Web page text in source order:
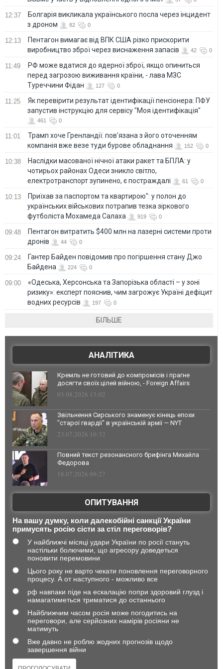
12:37
Болгарія викликала українського посла через інцидент
з дроном
82 0
12:13
Пентагон вимагає від ВПК США різко прискорити
виробництво зброї через виснаження запасів
42 0
11:49
РФ може вдатися до ядерної зброї, якщо опиниться
перед загрозою виживання країни, - лава МЗС
Туреччини Фідан
127 0
11:25
Як перевірити результат ідентифікації пенсіонера: ПФУ
запустив інструкцію для сервісу "Моя ідентифікація"
461 0
11:01
Трамп хоче Гренландії: пов'язана з його оточенням
компанія вже везе туди бурове обладнання
152 0
10:38
Наслідки масованої нічної атаки ракет та БПЛА: у
чотирьох районах Одеси зникло світло,
електротранспорт зупинено, є постраждалі
61 0
10:13
Приїхав за паспортом та квартирою": у полон до
українських військових потрапив тезка зіркового
футболіста Мохамеда Салаха
919 0
09:48
Пентагон витратить $400 млн на лазерні системи проти
дронів
44 0
09:24
Гантер Байден повідомив про погіршення стану Джо
Байдена
224 0
09:00
«Одеська, Херсонська та Запорізька області – у зоні
ризику»: експерт пояснив, чим загрожує Україні дефіцит
водних ресурсів
197 0
БІЛЬШЕ
АНАЛІТИКА
Кремль не готовий до компромісів і прагне
досягти своїх цілей війною, - Foreign Affairs
03.08.2026 13:02
Звільнення Сирського знаменує кінець епохи
"старої гвардії" в українській армії — NYT
23.07.2026 10:32
Повний текст резонансного брифінга Михайла
Федорова
18.07.2026 09:27
ОПИТУВАННЯ
На вашу думку, коли далекобійні санкції України
примусять росію сісти за стіл переговорів?
У найближчі місяці удари України по росії стануть
настільки болючими, що агресору доведеться
поновити перемовини
Цього року не варто чекати поновлення переговорного
процесу. А от наступного - можливо все
рф навпаки піде на ескалацію попри здоровий глузд і
намагатиметься триматися до останнього
Найближчим часом росія може погодитись на
переговори, але серйозних намірів росіяни не
матимуть
Вже давно не роблю жодних прогнозів щодо
завершення війни